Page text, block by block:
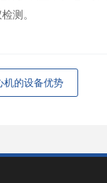
测。
机的设备优势